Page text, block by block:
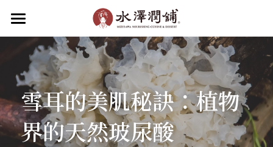
首頁
關於水澤
關於水澤潤舖
關於水澤企業
水澤潤品
水澤潤飲
品牌動態
雪耳的美肌秘訣：植物
界的天然玻尿酸